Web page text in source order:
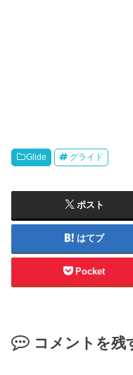
Glide グライド
ポスト
はてブ
Pocket
コメントを残